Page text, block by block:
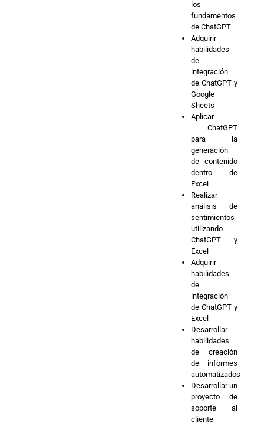
los
fundamentos
de ChatGPT
Adquirir
habilidades
de
integración
de ChatGPT y
Google
Sheets
Aplicar
ChatGPT
para la
generación
de contenido
dentro de
Excel
Realizar
análisis de
sentimientos
utilizando
ChatGPT y
Excel
Adquirir
habilidades
de
integración
de ChatGPT y
Excel
Desarrollar
habilidades
de creación
de informes
automatizados
Desarrollar un
proyecto de
soporte al
cliente